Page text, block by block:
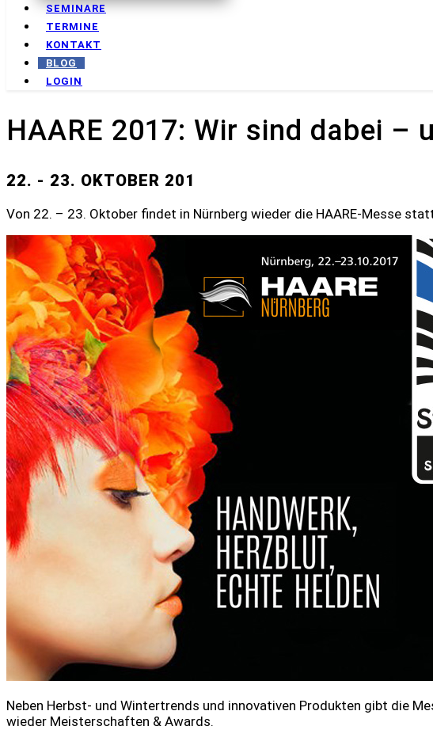
SEMINARE
TERMINE
KONTAKT
BLOG
LOGIN
HAARE 2017: Wir sind dabei –
22. - 23. OKTOBER 201
Von 22. – 23. Oktober findet in Nürnberg wieder die HAARE-Messe
Neben Herbst- und Wintertrends und innovativen Produkten gibt die
wieder Meisterschaften & Awards.